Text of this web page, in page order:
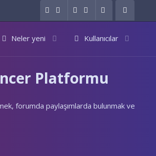
Neler yeni Kullanıcılar
Platformu
forumda paylaşımlarda bulunmak ve